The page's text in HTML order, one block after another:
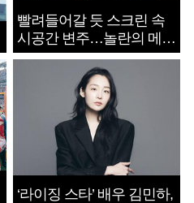
빨려들어갈 듯 스크린 속
시공간 변주…놀란의 메시
지는 ‘전쟁 속죄’
‘라이징 스타’ 배우 김민하,